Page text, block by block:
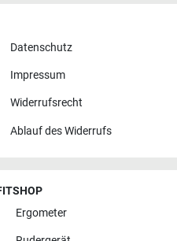
Datenschutz
Impressum
Widerrufsrecht
Ablauf des Widerrufs
Ergometer